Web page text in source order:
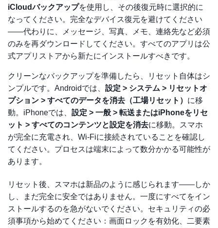
iCloudバックアップを使用し、その後復元時に選択的に
なってください。完全なデバイス復元を避けてください
——代わりに、メッセージ、写真、メモ、連絡先など必須
のみを再ダウンロードしてください。すべてのアプリは公
式アプリストアから新たにインストールすべきです。
クリーンなバックアップを準備したら、リセット自体はシ
ンプルです。Androidでは、 設定 > システム > リセットオ
プション > すべてのデータを消去（工場リセット） に移
動。iPhoneでは、 設定 > 一般 > 転送またはiPhoneをリセ
ット > すべてのコンテンツと設定を消去に移動。スマホ
が完全に充電され、Wi-Fiに接続されていることを確認し
てください。プロセスは端末によって数分かかる可能性が
あります。
リセット後、スマホは新品のように感じられます——しか
し、まだ完全に安全ではありません。一度にすべてをイン
ストールするのを急がないでください。セキュリティの必
須事項から始めてください：画面ロックを有効化、二要素